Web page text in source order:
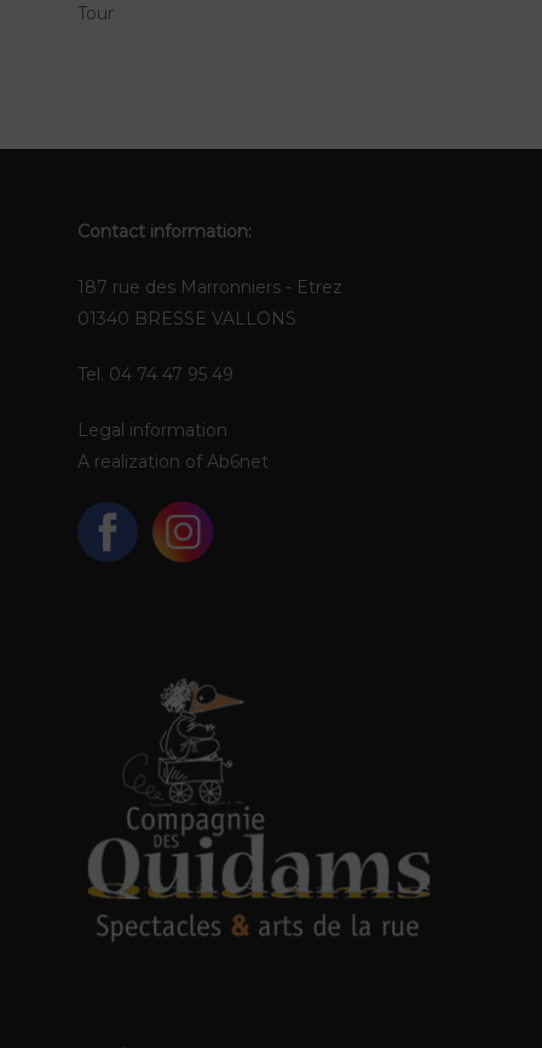
Tour
Contact information:
187 rue des Marronniers - Etrez
01340 BRESSE VALLONS
Tel. 04 74 47 95 49
Legal information
A realization of Ab6net